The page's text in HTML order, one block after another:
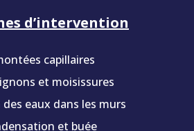
d’intervention
capillaires
et moisissures
eaux dans les murs
et buée